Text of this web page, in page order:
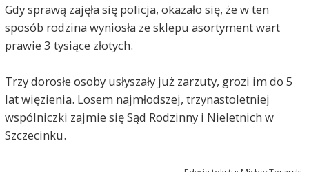
Gdy sprawą zajęła się policja, okazało się, że w ten
sposób rodzina wyniosła ze sklepu asortyment wart
prawie 3 tysiące złotych.
Trzy dorosłe osoby usłyszały już zarzuty, grozi im do 5
lat więzienia. Losem najmłodszej, trzynastoletniej
wspólniczki zajmie się Sąd Rodzinny i Nieletnich w
Szczecinku.